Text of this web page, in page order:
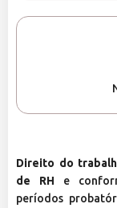
Direito do
de RH e
períodos